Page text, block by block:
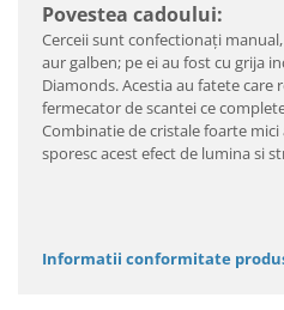
Povestea cadoului:
Cerceii sunt confectionați
aur galben; pe ei au fost cu grija
Diamonds. Acestia au fatete
fermecator de scantei ce
Combinatie de cristale foarte mici
sporesc acest efect de lumina si
Informatii conformitate